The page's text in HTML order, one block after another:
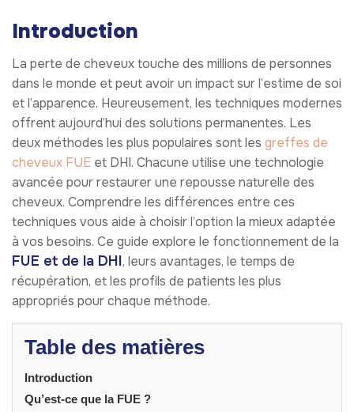
Introduction
La perte de cheveux touche des millions de personnes
dans le monde et peut avoir un impact sur l’estime de soi
et l’apparence. Heureusement, les techniques modernes
offrent aujourd’hui des solutions permanentes. Les
deux méthodes les plus populaires sont les greffes de
cheveux FUE et DHI. Chacune utilise une technologie
avancée pour restaurer une repousse naturelle des
cheveux. Comprendre les différences entre ces
techniques vous aide à choisir l’option la mieux adaptée
à vos besoins. Ce guide explore le fonctionnement de la
FUE et de la DHI, leurs avantages, le temps de
récupération, et les profils de patients les plus
appropriés pour chaque méthode.
Table des matières
Introduction
Qu’est-ce que la FUE ?